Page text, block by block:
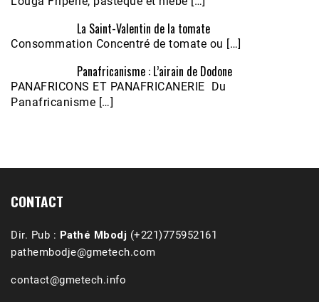
Écoutez le parcours de Claudiane Kapia
Nobana (Podologue)
Feb 24, 2021 • 28mn
La Saint-Valentin de la tomate
Consommation Concentré de tomate ou […]
Panafricanisme : L’airain de Dodone
PANAFRICONS ET PANAFRICANERIE Du
Panafricanisme […]
CONTACT
Dir. Pub : Pathé Mbodj (+221)775952161
pathembodje@gmetech.com
contact@gmetech.info